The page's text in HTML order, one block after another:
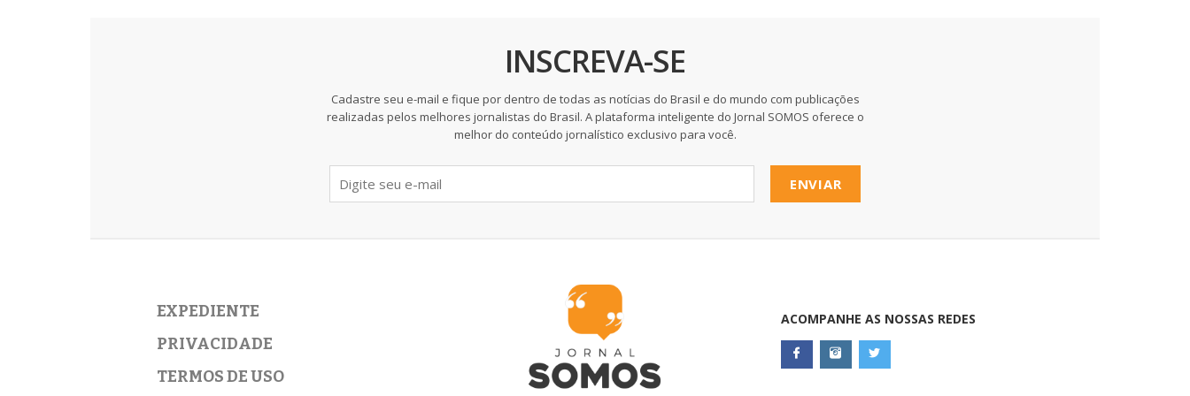
INSCREVA-SE
Cadastre seu e-mail e fique por dentro de todas as notícias do Brasil e do mundo com publicações
realizadas pelos melhores jornalistas do Brasil. A plataforma inteligente do Jornal SOMOS oferece o
melhor do conteúdo jornalístico exclusivo para você.
ENVIAR
EXPEDIENTE
PRIVACIDADE
TERMOS DE USO
ACOMPANHE AS NOSSAS REDES